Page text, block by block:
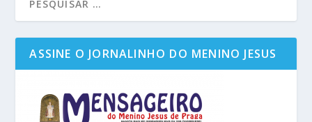
ASSINE O JORNALINHO DO MENINO JESUS